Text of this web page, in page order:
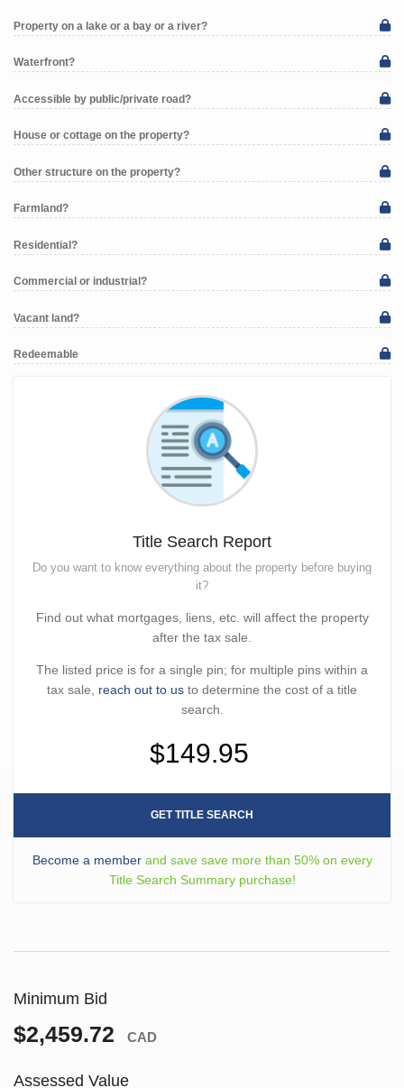
Property on a lake or a bay or a river?
Waterfront?
Accessible by public/private road?
House or cottage on the property?
Other structure on the property?
Farmland?
Residential?
Commercial or industrial?
Vacant land?
Redeemable
Title Search Report
Do you want to know everything about the property before buying
it?
Find out what mortgages, liens, etc. will affect the property
after the tax sale.
The listed price is for a single pin; for multiple pins within a
tax sale, reach out to us to determine the cost of a title
search.
$149.95
GET TITLE SEARCH
Become a memberand save save more than 50% on every
Title Search Summary purchase!
Minimum Bid
$2,459.72 CAD
Assessed Value